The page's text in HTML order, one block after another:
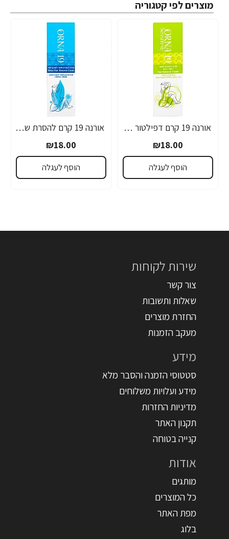
מוצרים לפי קטגוריה
אורנה 19 קרם דפילטור לעור רגיש 80 גרם
₪18.00
הוסף לעגלה
אורנה 19 קרם להסרת שיער לקו הביקיני 90 מ"ל
₪18.00
הוסף לעגלה
שירות לקוחות
צור קשר
שאלות ותשובות
החזרת מוצרים
מעקב הזמנות
מידע
סטטוסי הזמנה והסבר מלא
מידע ועלויות משלוחים
מדיניות החזרות
תקנון האתר
קנייה בטוחה
אודות
מותגים
כל המוצרים
מפת האתר
בלוג